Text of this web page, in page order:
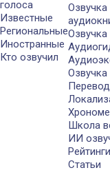
голоса
Известные
Региональные
Иностранные
Кто озвучил
Озвучка
Озвучка
Школа
ИИ
Рейтинги
Статьи